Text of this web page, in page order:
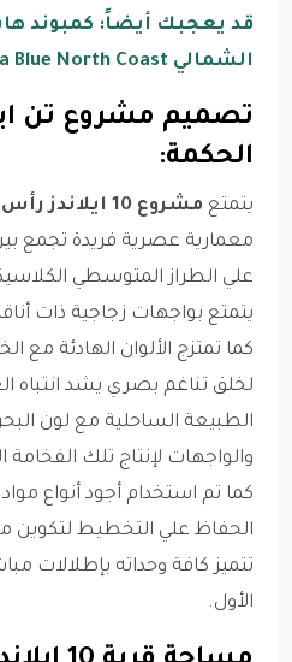
قد يعجبك أيضاً: كمبوند
الشمالي Hacienda Blue North Coast.
تصميم مشروع تن
الحكمة:
يتمتع مشروع 10 ايلاندز رأس الحكمة
معمارية عصرية فريدة تجمع بين
علي الطراز المتوسطي
يتمتع بواجهات زجاجية ذات
كما تمتزج الألوان الهادئة مع
لخلق تناغم بصري يشد انتباه
الطبيعة الساحلية مع لون
والواجهات لإنتاج تلك الفخامة
كما تم استخدام أجود أنواع مواد
الحفاظ علي التخطيط لتكوين
تتميز كافة وحداته بإطلالات
الأول.